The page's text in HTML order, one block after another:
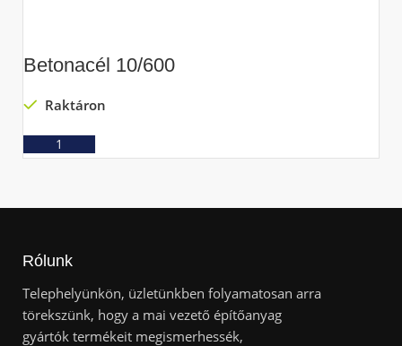
Betonacél 10/600
Raktáron
Rólunk
Telephelyünkön, üzletünkben folyamatosan arra
törekszünk, hogy a mai vezető építőanyag
gyártók termékeit megismerhessék,